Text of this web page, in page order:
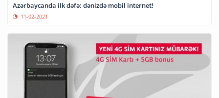
Azərbaycanda ilk dəfə: dənizdə mobil internet!
11-02-2021